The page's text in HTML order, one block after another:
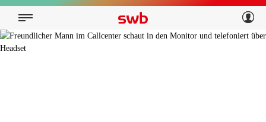
Privatkunden
Geschäftskunden